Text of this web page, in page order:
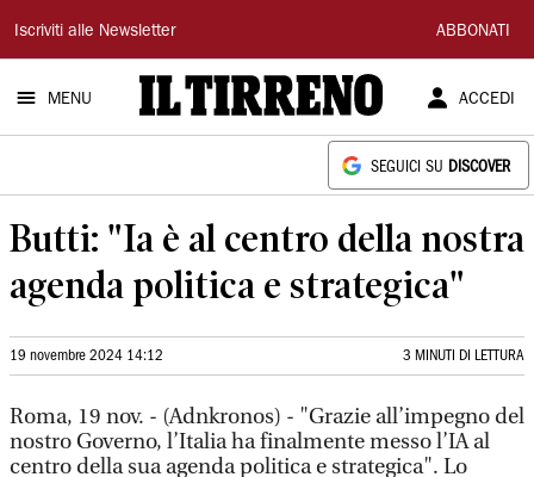
Il
Tirreno
Iscriviti alle Newsletter ABBONATI
MENU ACCEDI
SEGUICI SU DISCOVER
Butti: "Ia è al centro della nostra
agenda politica e strategica"
19 novembre 2024 14:12 3 MINUTI DI LETTURA
Roma, 19 nov. - (Adnkronos) - "Grazie all’impegno del
nostro Governo, l’Italia ha finalmente messo l’IA al
centro della sua agenda politica e strategica". Lo